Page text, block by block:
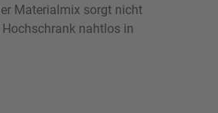
Materialmix sorgt nicht
nahtlos in